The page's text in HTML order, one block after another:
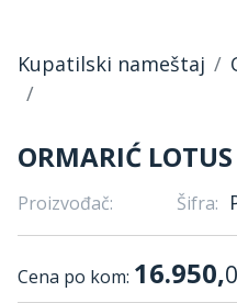
Kupatilski nameštaj
ORMARIĆ
Proizvođač: Šifra:
Cena po kom: 16.950,